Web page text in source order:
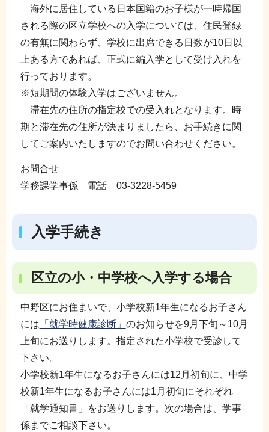
海外に居住している日本国籍のお子様が一時帰国
される際の区立学校への入学については、住民登録
の有無に関わらず、学校に出席できる日数が10日以
上ある方であれば、正式に編入学として受け入れを
行っております。
※短期間の体験入学はございません。
滞在先の住所の指定校での受入れとなります。時
期と滞在先の住所が決まりましたら、お手続きに関
してご案内いたしますのでお問い合わせください。
お問合せ
学務課学事係 電話 03-3228-5459
入学手続き
区立の小・中学校へ入学する場合
中野区にお住まいで、小学校新1年生になるお子さん
には 「就学時健康診断」 のお知らせを9月下旬～10月
上旬にお送りします。指定された小学校で受診して
下さい。
小学校新1年生になるお子さんには12月初旬に、中学
校新1年生になるお子さんには1月初旬にそれぞれ
「就学通知書」をお送りします。次の場合は、学事
係までご相談下さい。